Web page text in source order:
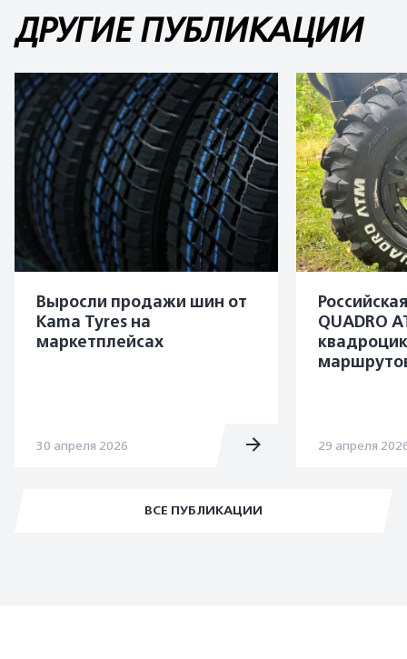
ДРУГИЕ ПУБЛИКАЦИИ
ВСЕ ПУБЛИКАЦИИ
Выросли продажи шин от
Kama Tyres на
маркетплейсах
30 апреля 2026
QUADRO
29 апреля